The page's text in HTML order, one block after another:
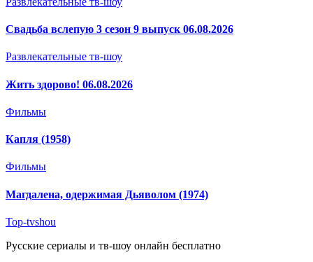
Свадьба вслепую 3 сезон 9 выпуск 06.08.2026
Развлекательные тв-шоу
Жить здорово! 06.08.2026
Фильмы
Капля (1958)
Фильмы
Магдалена, одержимая Дьяволом (1974)
Top-tvshou
Русские сериалы и тв-шоу онлайн бесплатно